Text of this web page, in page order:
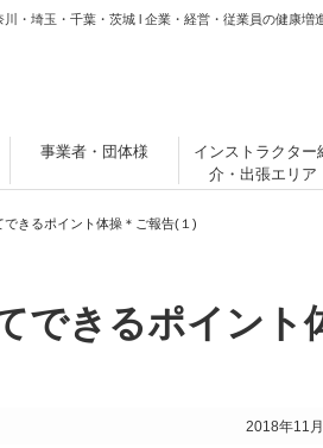
・埼玉・千葉・茨城 l 企業・経営・従業員の健康増
事業者・団体様
インストラクター
介・出張エリア
できるポイント体操＊ご報告(１)
できるポイント
2018年11